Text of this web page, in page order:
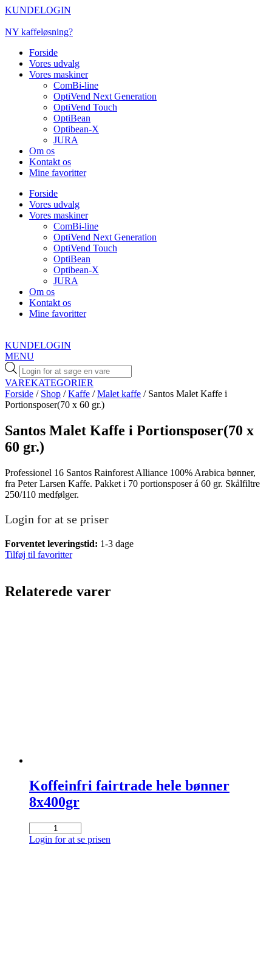
Videre
indhold
KUNDELOGIN
NY kaffeløsning?
Forside
Vores udvalg
Vores maskiner
ComBi-line
OptiVend Next Generation
OptiVend Touch
OptiBean
Optibean-X
JURA
Om os
Kontakt os
Mine favoritter
Forside
Vores udvalg
Vores maskiner
ComBi-line
OptiVend Next Generation
OptiVend Touch
OptiBean
Optibean-X
JURA
Om os
Kontakt os
Mine favoritter
KUNDELOGIN
MENU
Products
search
VAREKATEGORIER
Forside / Shop /Kaffe /Malet kaffe / Santos Malet Kaffe i
Portionsposer(70 x 60 gr.)
Santos Malet Kaffe i Portionsposer(70 x
60 gr.)
Professionel 16 Santos Rainforest Alliance 100% Arabica bønner,
fra Peter Larsen Kaffe. Pakket i 70 portionsposer á 60 gr. Skålfiltre
250/110 medfølger.
Login for at se priser
Forventet leveringstid: 1-3 dage
Tilføj til favoritter
Relaterede varer
Koffeinfri fairtrade hele bønner
8x400gr
Koffeinfri
fairtrade
Login for at se prisen